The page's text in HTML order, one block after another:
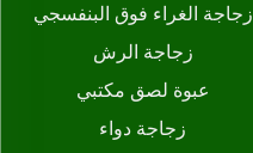
زجاجة الغراء فوق البنفسجي
زجاجة الرش
عبوة لصق مكتبي
زجاجة دواء